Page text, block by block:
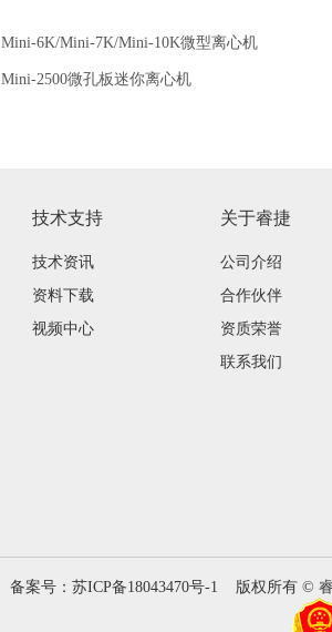
Mini-6K/Mini-7K/Mini-10K微型离心机
Mini-2500微孔板迷你离心机
技术支持
技术资讯
资料下载
视频中心
关于睿捷
公司介绍
合作伙伴
资质荣誉
联系我们
备案号： 苏ICP备18043470号-1 版权所有 © 睿